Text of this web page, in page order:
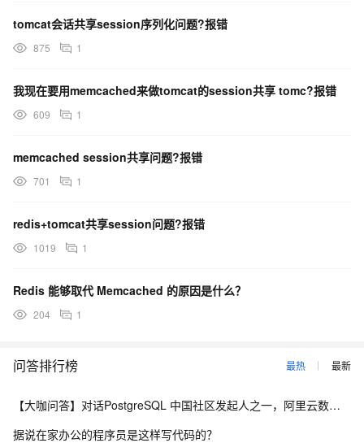
tomcat会话共享session序列化问题?报错
875 1
我现在要用memcached来做tomcat的session共享 tomc?报错
609 1
memcached session共享问题?报错
701 1
redis+tomcat共享session问题?报错
1019 1
Redis 能够取代 Memcached 的原因是什么？
204 1
问答排行榜 最热 最新
【大咖问答】对话PostgreSQL 中国社区发起人之一，阿里云数据库高级专家 德哥
据说在家办公的程序员是这样写代码的？